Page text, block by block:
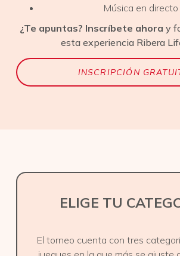
Música en directo
¿Te apuntas? Inscríbete ahora y
esta experiencia Ribera
INSCRIPCIÓN
ELIGE TU
El torneo cuenta con tres